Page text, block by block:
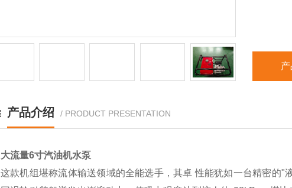
产品介绍 / PRODUCT PRESENTATION
大流量6寸汽油机水泵
这款机组堪称流体输送领域的全能选手，其卓 性能犹如一台精密的